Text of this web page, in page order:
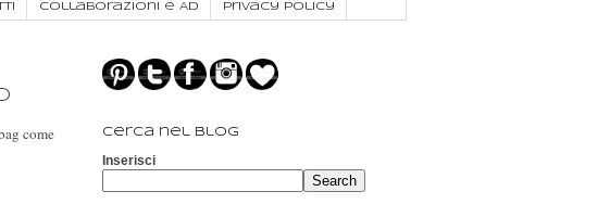
Collaborazioni e AD Privacy Policy
come
Cerca nel blog
Inserisci